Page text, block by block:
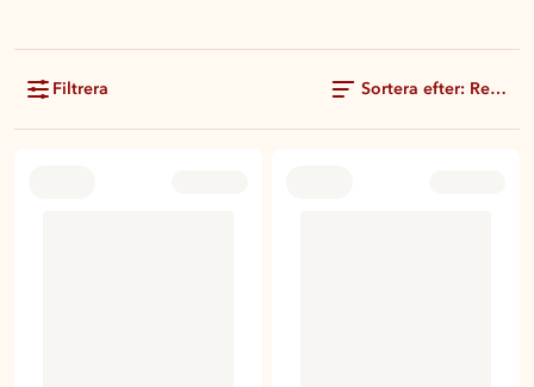
Filtrera Sortera efter: